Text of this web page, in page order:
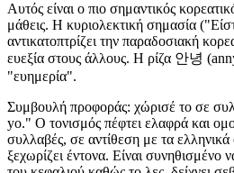
Αυτός είναι ο πιο σημαντικός
μάθεις. Η κυριολεκτική σημασία
αντικατοπτρίζει την παραδοσιακή
ευεξία στους άλλους. Η ρίζα 안녕
"ευημερία".
Συμβουλή προφοράς: χώρισέ το σε
yo." Ο τονισμός πέφτει ελαφρά και
συλλαβές, σε αντίθεση με τα
ξεχωρίζει έντονα. Είναι συνηθισμένο